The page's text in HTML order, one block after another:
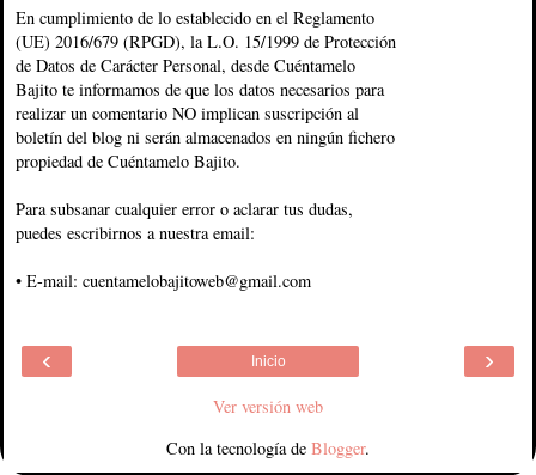
En cumplimiento de lo establecido en el Reglamento
(UE) 2016/679 (RPGD), la L.O. 15/1999 de Protección
de Datos de Carácter Personal, desde Cuéntamelo
Bajito te informamos de que los datos necesarios para
realizar un comentario NO implican suscripción al
boletín del blog ni serán almacenados en ningún fichero
propiedad de Cuéntamelo Bajito.
Para subsanar cualquier error o aclarar tus dudas,
puedes escribirnos a nuestra email:
• E-mail: cuentamelobajitoweb@gmail.com
‹ ›
Inicio
Ver versión web
Con la tecnología de Blogger.